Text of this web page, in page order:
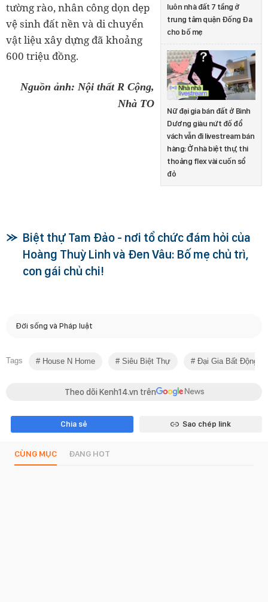
luôn nhà đất 7 tầng ở
trung tâm quận Đống Đa
cho bố mẹ
Nữ đại gia bán đất ở Bình
Dương giàu nứt đố đổ
vách vẫn đi livestream bán
hàng: Ở nhà biệt thự, thi
thoảng flex vài cuốn sổ
đỏ
tường rào, nhân công dọn dẹp
vệ sinh đất nền và di chuyển
vật liệu xây dựng đã khoảng
600 triệu đồng.
Nguồn ảnh: Nội thất R Cộng,
Nhà TO
Biệt thự Tam Đảo - nơi tổ chức đám hỏi của
Hoàng Thuỳ Linh và Đen Vâu: Bố mẹ chủ trì,
con gái chủ chi!
Đời sống và Pháp luật
Tags House N Home Siêu Biệt Thự Đại Gia Bất Động
Theo dõi Kenh14.vn trên
Chia sẻ Sao chép link
CÙNG MỤC ĐANG HOT